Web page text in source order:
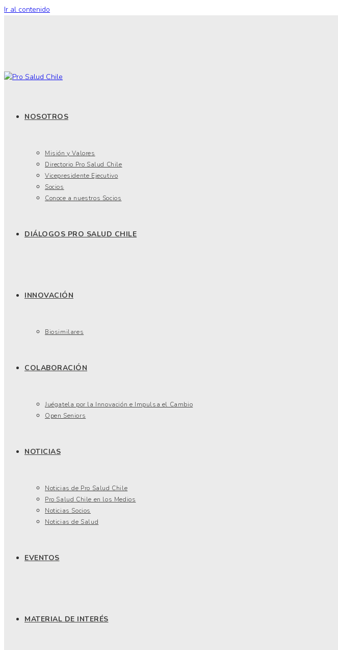
Ir al contenido
NOSOTROS
Misión y Valores
Directorio Pro Salud Chile
Vicepresidente Ejecutivo
Socios
Conoce a nuestros Socios
DIÁLOGOS PRO SALUD CHILE
INNOVACIÓN
Biosimilares
COLABORACIÓN
Juégatela por la Innovación e Impulsa el Cambio
Open Seniors
NOTICIAS
Noticias de Pro Salud Chile
Pro Salud Chile en los Medios
Noticias Socios
Noticias de Salud
EVENTOS
MATERIAL DE INTERÉS